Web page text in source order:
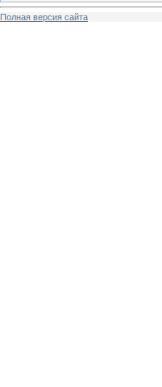
Полная версия сайта